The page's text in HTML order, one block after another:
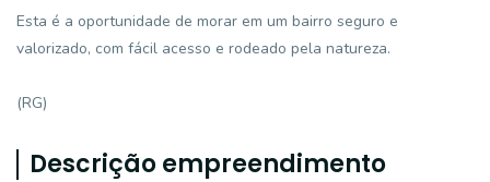
Esta é a oportunidade de morar em um bairro seguro e
valorizado, com fácil acesso e rodeado pela natureza.
(RG)
Descrição empreendimento